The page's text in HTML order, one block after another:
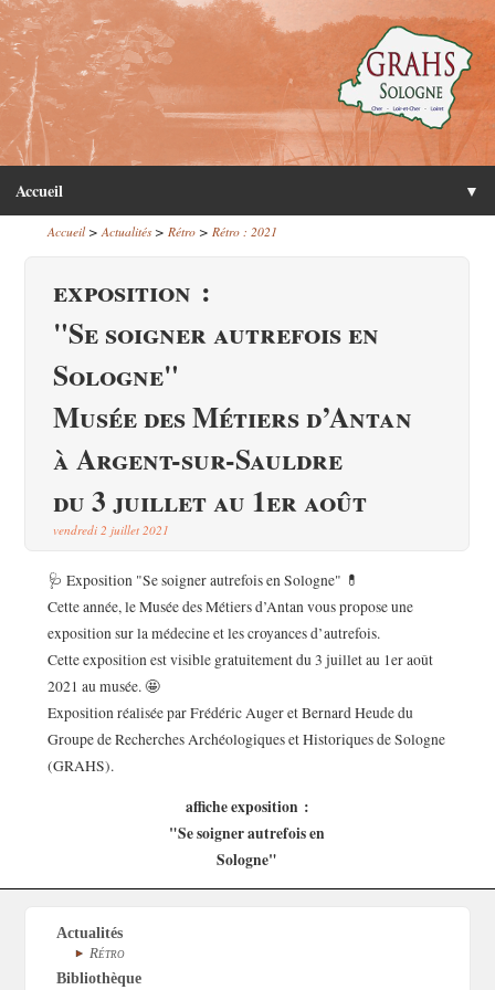
Accueil ▼
Accueil> Actualités> Rétro> Rétro : 2021
exposition :
"Se soigner autrefois en
Sologne"
Musée des Métiers d’Antan
à Argent-sur-Sauldre
du 3 juillet au 1er août
vendredi 2 juillet 2021
🩺 Exposition "Se soigner autrefois en Sologne" 💊
Cette année, le Musée des Métiers d’Antan vous propose une
exposition sur la médecine et les croyances d’autrefois.
Cette exposition est visible gratuitement du 3 juillet au 1er août
2021 au musée. 🤩
Exposition réalisée par Frédéric Auger et Bernard Heude du
Groupe de Recherches Archéologiques et Historiques de Sologne
(GRAHS).
affiche exposition :
"Se soigner autrefois en
Sologne"
Actualités
Rétro
Bibliothèque